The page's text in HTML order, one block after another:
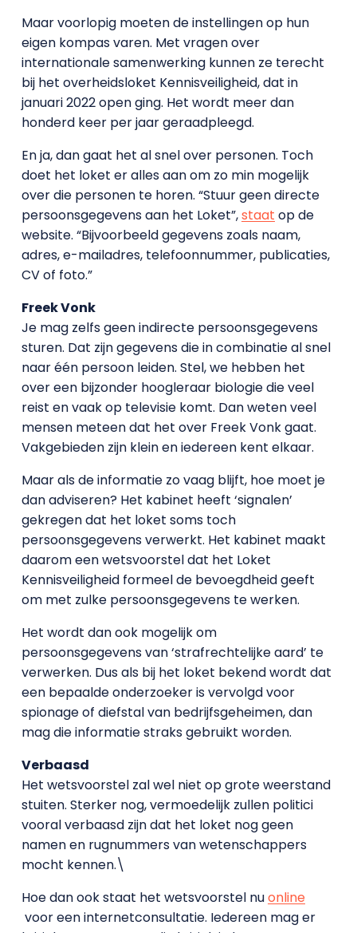
Maar voorlopig moeten de instellingen op hun
eigen kompas varen. Met vragen over
internationale samenwerking kunnen ze terecht
bij het overheidsloket Kennisveiligheid, dat in
januari 2022 open ging. Het wordt meer dan
honderd keer per jaar geraadpleegd.
En ja, dan gaat het al snel over personen. Toch
doet het loket er alles aan om zo min mogelijk
over die personen te horen. “Stuur geen directe
persoonsgegevens aan het Loket”,staat op de
website. “Bijvoorbeeld gegevens zoals naam,
adres, e-mailadres, telefoonnummer, publicaties,
CV of foto.”
Freek Vonk
Je mag zelfs geen indirecte persoonsgegevens
sturen. Dat zijn gegevens die in combinatie al snel
naar één persoon leiden. Stel, we hebben het
over een bijzonder hoogleraar biologie die veel
reist en vaak op televisie komt. Dan weten veel
mensen meteen dat het over Freek Vonk gaat.
Vakgebieden zijn klein en iedereen kent elkaar.
Maar als de informatie zo vaag blijft, hoe moet je
dan adviseren? Het kabinet heeft ‘signalen’
gekregen dat het loket soms toch
persoonsgegevens verwerkt. Het kabinet maakt
daarom een wetsvoorstel dat het Loket
Kennisveiligheid formeel de bevoegdheid geeft
om met zulke persoonsgegevens te werken.
Het wordt dan ook mogelijk om
persoonsgegevens van ‘strafrechtelijke aard’ te
verwerken. Dus als bij het loket bekend wordt dat
een bepaalde onderzoeker is vervolgd voor
spionage of diefstal van bedrijfsgeheimen, dan
mag die informatie straks gebruikt worden.
Verbaasd
Het wetsvoorstel zal wel niet op grote weerstand
stuiten. Sterker nog, vermoedelijk zullen politici
vooral verbaasd zijn dat het loket nog geen
namen en rugnummers van wetenschappers
mocht kennen.\
Hoe dan ook staat het wetsvoorstel nuonline
voor een internetconsultatie. Iedereen mag er